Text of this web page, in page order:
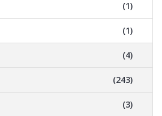
(1)
(1)
(4)
(243)
(3)